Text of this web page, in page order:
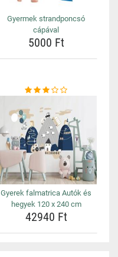
Gyermek strandponcsó
cápával
5000 Ft
Gyerek falmatrica Autók és
hegyek 120 x 240 cm
42940 Ft